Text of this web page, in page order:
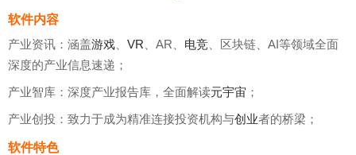
软件内容
产业资讯：涵盖游戏 VR 、AR、 电竞 、区块链、AI等领域全面
深度的产业信息速递；
产业智库：深度产业报告库，全面解读元宇宙 ；
产业创投：致力于成为精准连接投资机构与创业者的桥梁；
软件特色